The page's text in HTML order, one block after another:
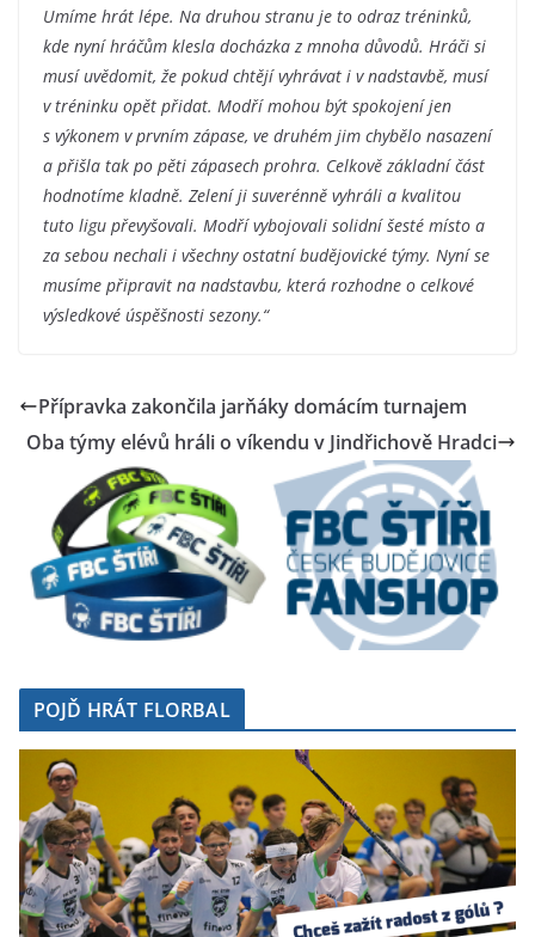
Umíme hrát lépe. Na druhou stranu je to odraz tréninků,
kde nyní hráčům klesla docházka z mnoha důvodů. Hráči si
musí uvědomit, že pokud chtějí vyhrávat i v nadstavbě, musí
v tréninku opět přidat. Modří mohou být spokojení jen
s výkonem v prvním zápase, ve druhém jim chybělo nasazení
a přišla tak po pěti zápasech prohra. Celkově základní část
hodnotíme kladně. Zelení ji suverénně vyhráli a kvalitou
tuto ligu převyšovali. Modří vybojovali solidní šesté místo a
za sebou nechali i všechny ostatní budějovické týmy. Nyní se
musíme připravit na nadstavbu, která rozhodne o celkové
výsledkové úspěšnosti sezony.“
Přípravka zakončila jarňáky domácím turnajem
Oba týmy elévů hráli o víkendu v Jindřichově Hradci
POJĎ HRÁT FLORBAL